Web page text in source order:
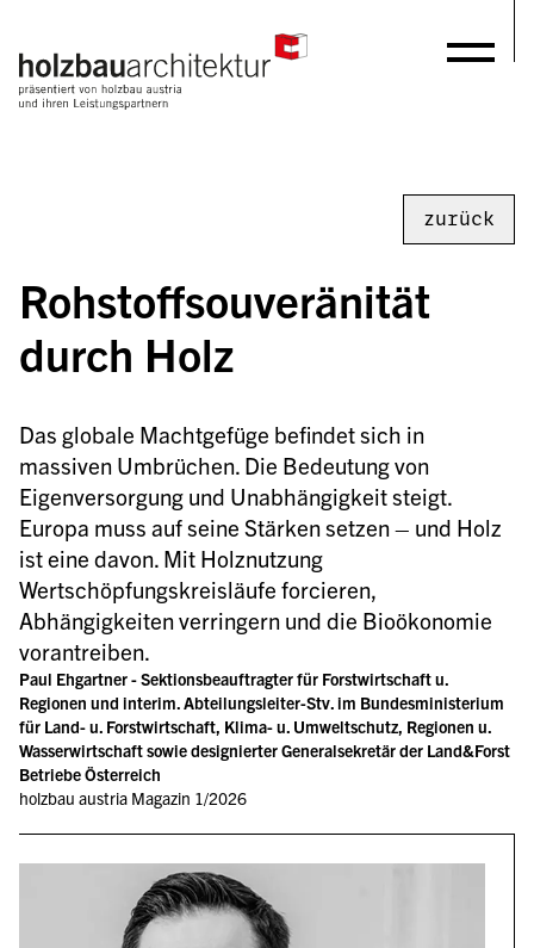
zurück
Rohstoffsouveränität
durch Holz
Das globale Machtgefüge befindet sich in
massiven Umbrüchen. Die Bedeutung von
Eigenversorgung und Unabhängigkeit steigt.
Europa muss auf seine Stärken setzen – und Holz
ist eine davon. Mit Holznutzung
Wertschöpfungskreisläufe forcieren,
Abhängigkeiten verringern und die Bioökonomie
vorantreiben.
Paul Ehgartner - Sektionsbeauftragter für Forstwirtschaft u.
Regionen und interim. Abteilungsleiter-Stv. im Bundesministerium
für Land- u. Forstwirtschaft, Klima- u. Umweltschutz, Regionen u.
Wasserwirtschaft sowie designierter Generalsekretär der Land&Forst
Betriebe Österreich
holzbau austria Magazin 1/2026